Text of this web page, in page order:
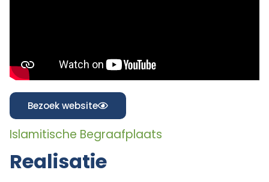
Bezoek website
Islamitische Begraafplaats
Realisatie